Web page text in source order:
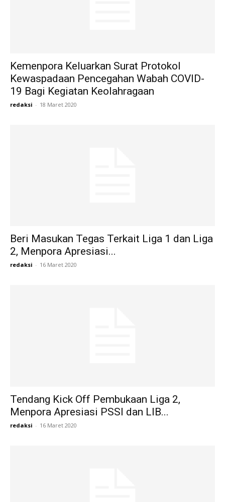
Kemenpora Keluarkan Surat Protokol
Kewaspadaan Pencegahan Wabah COVID-
19 Bagi Kegiatan Keolahragaan
redaksi - 18 Maret 2020
Beri Masukan Tegas Terkait Liga 1 dan Liga
2, Menpora Apresiasi...
redaksi - 16 Maret 2020
Tendang Kick Off Pembukaan Liga 2,
Menpora Apresiasi PSSI dan LIB...
redaksi - 16 Maret 2020